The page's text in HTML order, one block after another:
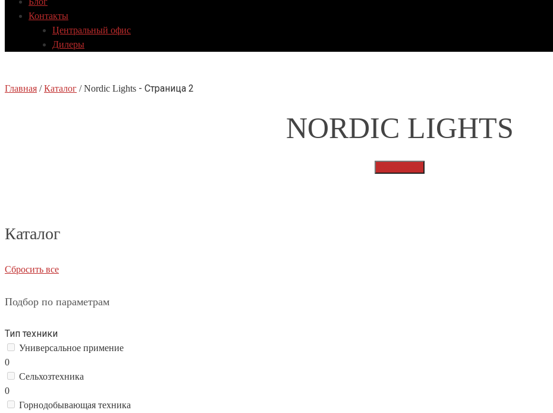
Контакты
Центральный офис
Дилеры
Главная / Каталог / Nordic Lights - Страница 2
NORDIC LIGHTS
Каталог
Сбросить все
Подбор по параметрам
Тип техники
Универсальное примение
0
Сельхозтехника
0
Горнодобывающая техника